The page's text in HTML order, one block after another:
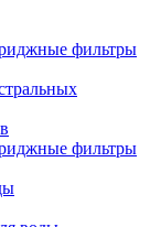
фильтры
фильтры